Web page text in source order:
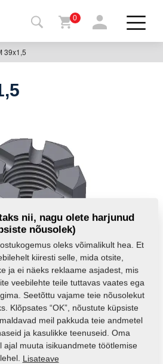
0
39x1,5
nii, nagu olete harjunud
nõusolek)
oleks võimalikult hea. Et
kiiresti selle, mida otsite,
ja ei näeks reklaame asjadest, mis
veebilehte teile tuttavas vaates ega
Seetõttu vajame teie nõusolekut
Klõpsates “OK”, nõustute küpsiste
meil pakkuda teie andmetel
ja kasulikke teenuseid. Oma
ajal muuta isikuandmete töötlemise
lehel. Lisateave